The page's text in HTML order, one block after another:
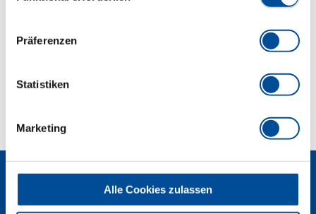
Präferenzen
Statistiken
Marketing
Alle Cookies zulassen